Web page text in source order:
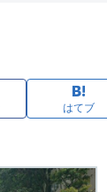
はてブ